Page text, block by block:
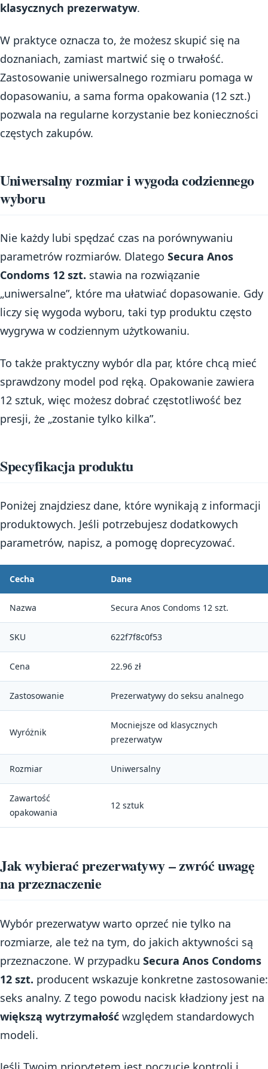
klasycznych prezerwatyw.
W praktyce oznacza to, że możesz skupić się na
doznaniach, zamiast martwić się o trwałość.
Zastosowanie uniwersalnego rozmiaru pomaga w
dopasowaniu, a sama forma opakowania (12 szt.)
pozwala na regularne korzystanie bez konieczności
częstych zakupów.
Uniwersalny rozmiar i wygoda codziennego
wyboru
Nie każdy lubi spędzać czas na porównywaniu
parametrów rozmiarów. Dlatego Secura Anos
Condoms 12 szt. stawia na rozwiązanie
„uniwersalne”, które ma ułatwiać dopasowanie. Gdy
liczy się wygoda wyboru, taki typ produktu często
wygrywa w codziennym użytkowaniu.
To także praktyczny wybór dla par, które chcą mieć
sprawdzony model pod ręką. Opakowanie zawiera
12 sztuk, więc możesz dobrać częstotliwość bez
presji, że „zostanie tylko kilka”.
Specyfikacja produktu
Poniżej znajdziesz dane, które wynikają z informacji
produktowych. Jeśli potrzebujesz dodatkowych
parametrów, napisz, a pomogę doprecyzować.
Cecha Dane
Nazwa Secura Anos Condoms 12 szt.
SKU 622f7f8c0f53
Cena 22.96 zł
Zastosowanie Prezerwatywy do seksu analnego
Wyróżnik
Mocniejsze od klasycznych
prezerwatyw
Rozmiar Uniwersalny
Zawartość
opakowania
12 sztuk
Jak wybierać prezerwatywy – zwróć uwagę
na przeznaczenie
Wybór prezerwatyw warto oprzeć nie tylko na
rozmiarze, ale też na tym, do jakich aktywności są
przeznaczone. W przypadku Secura Anos Condoms
12 szt. producent wskazuje konkretne zastosowanie:
seks analny. Z tego powodu nacisk kładziony jest na
większą wytrzymałość względem standardowych
modeli.